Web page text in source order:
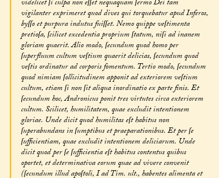
videlicet ſi culpa non eſſet nequaquam ſermo Dei tam
vigilanter exprimeret quod dives qui torquebatur apud Inferos,
byſſo et purpura indutus fuiſſet. Nemo quippe veſtimenta
pretioſa, ſcilicet excedentia proprium ſtatum, niſi ad inanem
gloriam quaerit. Alio modo, ſecundum quod homo per
ſuperfluum cultum veſtium quaerit delicias, ſecundum quod
veſtis ordinatur ad corporis fomentum. Tertio modo, ſecundum
quod nimiam ſollicitudinem apponit ad exteriorem veſtium
cultum, etiam ſi non ſit aliqua inordinatio ex parte finis. Et
ſecundum hoc, Andronicus ponit tres virtutes circa exteriorem
cultum. Scilicet, humilitatem, quae excludit intentionem
gloriae. Unde dicit quod humilitas eſt habitus non
ſuperabundans in ſumptibus et praeparationibus. Et per ſe
ſufficientiam, quae excludit intentionem deliciarum. Unde
dicit quod per ſe ſufficientia eſt habitus contentus quibus
oportet, et determinativa eorum quae ad vivere convenit
(ſecundum illud apoſtoli, I ad Tim. ult., habentes alimenta et